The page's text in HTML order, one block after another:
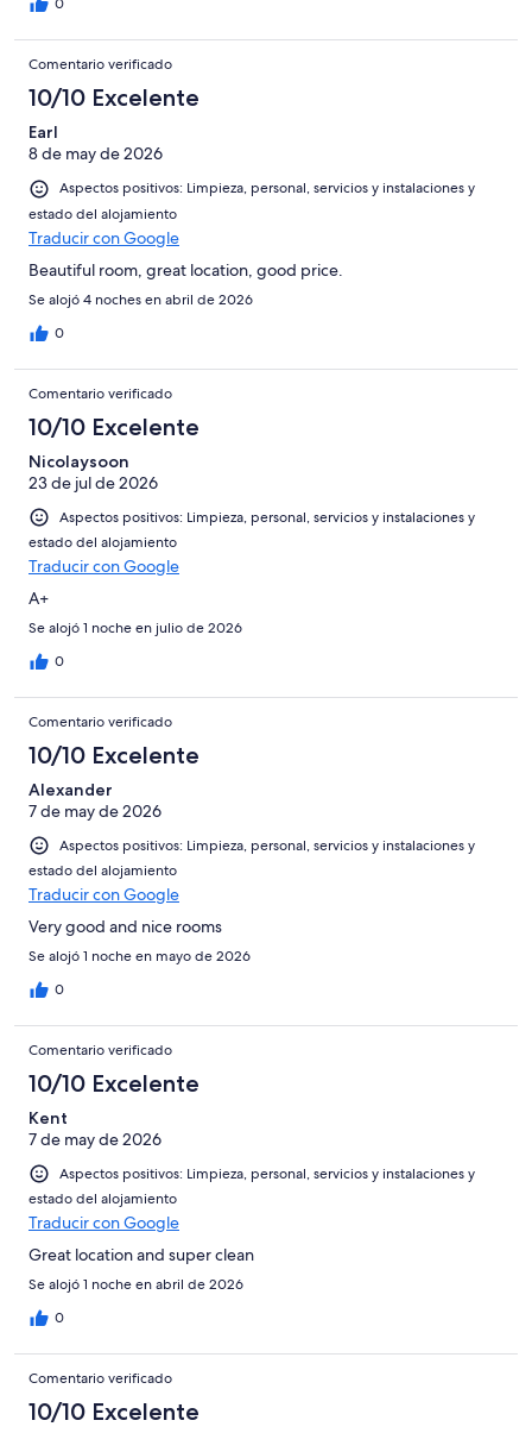
0
Comentario verificado
10/10 Excelente
Earl
8 de may de 2026
Aspectos positivos: Limpieza, personal, servicios y instalaciones y
estado del alojamiento
Traducir con Google
Beautiful room, great location, good price.
Se alojó 4 noches en abril de 2026
0
Comentario verificado
10/10 Excelente
Nicolaysoon
23 de jul de 2026
Aspectos positivos: Limpieza, personal, servicios y instalaciones y
estado del alojamiento
Traducir con Google
A+
Se alojó 1 noche en julio de 2026
0
Comentario verificado
10/10 Excelente
Alexander
7 de may de 2026
Aspectos positivos: Limpieza, personal, servicios y instalaciones y
estado del alojamiento
Traducir con Google
Very good and nice rooms
Se alojó 1 noche en mayo de 2026
0
Comentario verificado
10/10 Excelente
Kent
7 de may de 2026
Aspectos positivos: Limpieza, personal, servicios y instalaciones y
estado del alojamiento
Traducir con Google
Great location and super clean
Se alojó 1 noche en abril de 2026
0
Comentario verificado
10/10 Excelente